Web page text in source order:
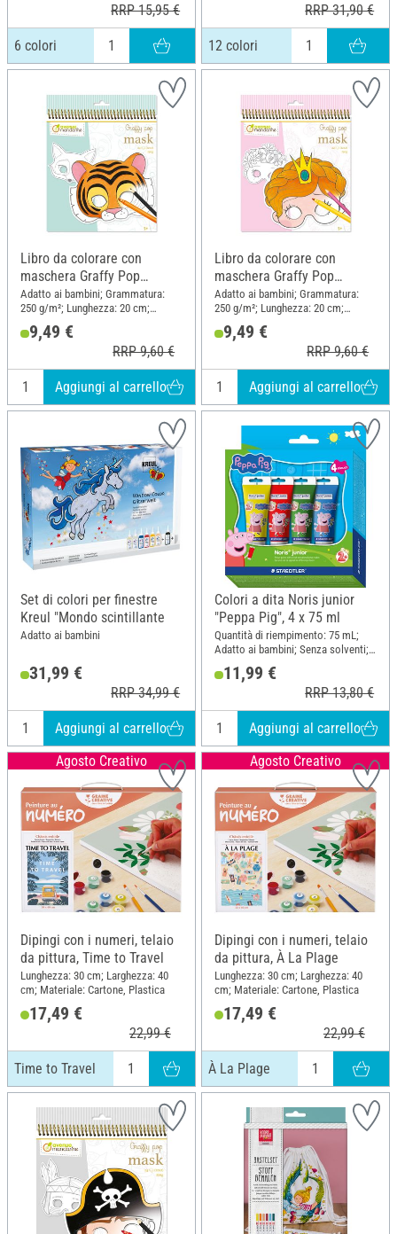
RRP 15,95 €
6 colori
RRP 31,90 €
12 colori
Libro da colorare con
maschera Graffy Pop
"Animali
Adatto ai bambini; Grammatura:
250 g/m²; Lunghezza: 20 cm;
9,49 €
RRP 9,60 €
Aggiungi al carrello
Libro da colorare con
maschera Graffy Pop
"Ragazza
Adatto ai bambini; Grammatura:
250 g/m²; Lunghezza: 20 cm;
9,49 €
RRP 9,60 €
Aggiungi al carrello
Set di colori per finestre
Kreul "Mondo scintillante
Adatto ai bambini
31,99 €
RRP 34,99 €
Aggiungi al carrello
Colori a dita Noris junior
"Peppa Pig", 4 x 75 ml
Quantità di riempimento: 75 mL;
Adatto ai bambini; Senza solventi;
11,99 €
RRP 13,80 €
Aggiungi al carrello
Agosto Creativo
Dipingi con i numeri, telaio
da pittura, Time to Travel
Lunghezza: 30 cm; Larghezza: 40
cm; Materiale: Cartone, Plastica
17,49 €
22,99 €
Time to Travel
Agosto Creativo
Dipingi con i numeri, telaio
da pittura, À La Plage
Lunghezza: 30 cm; Larghezza: 40
cm; Materiale: Cartone, Plastica
17,49 €
22,99 €
À La Plage